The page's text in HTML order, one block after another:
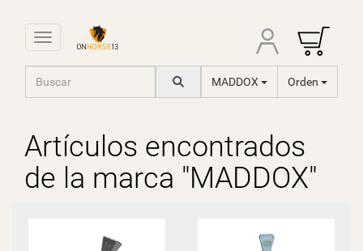
Toggle navigation
MADDOX Orden
Artículos encontrados
de la marca "MADDOX"